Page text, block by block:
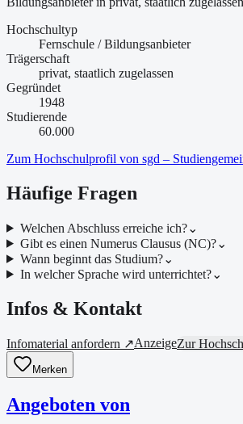
Hochschultyp
Fernschule / Bildungsanbieter
Trägerschaft
privat, staatlich zugelassen
Gegründet
1948
Studierende
60.000
Zum Hochschulprofil von sgd –
Häufige Fragen
Welchen Abschluss erreiche ich?⌄
Gibt es einen Numerus Clausus (NC)?⌄
Wann beginnt das Studium?⌄
In welcher Sprache wird unterrichtet?⌄
Infos & Kontakt
Infomaterial anfordern ↗AnzeigeZur
Merken
Angeboten von